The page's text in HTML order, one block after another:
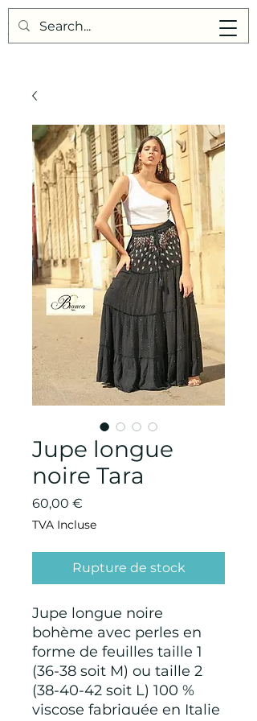
Points de Suture
Jupe longue
noire Tara
60,00 €
TVA Incluse
Rupture de stock
Jupe longue noire
bohème avec perles en
forme de feuilles taille 1
(36-38 soit M) ou taille 2
(38-40-42 soit L) 100 %
viscose fabriquée en Italie